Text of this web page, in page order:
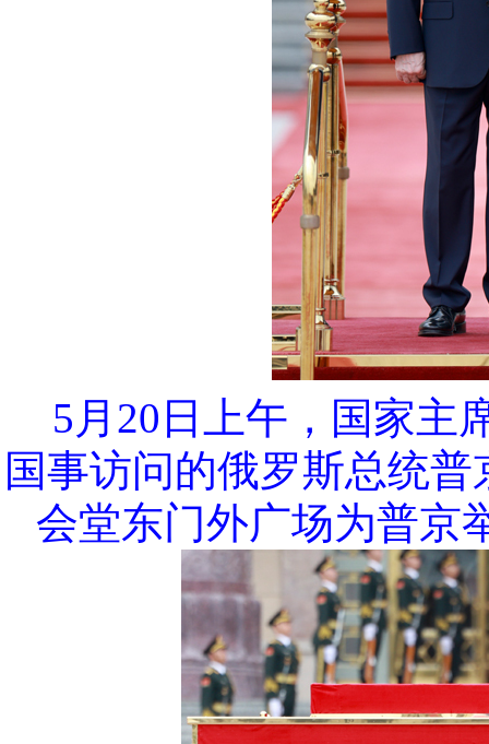
5月20日上午，国家主
国事访问的俄罗斯总统
会堂东门外广场为普京